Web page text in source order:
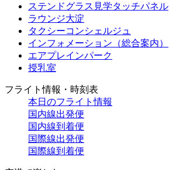
ステンドグラス見学タッチパネル
ラウンジ大淀
タクシーコンシェルジュ
インフォメーション（総合案内）
エアプレインパーク
授乳室
フライト情報・時刻表
本日のフライト情報
国内線出発便
国内線到着便
国際線出発便
国際線到着便